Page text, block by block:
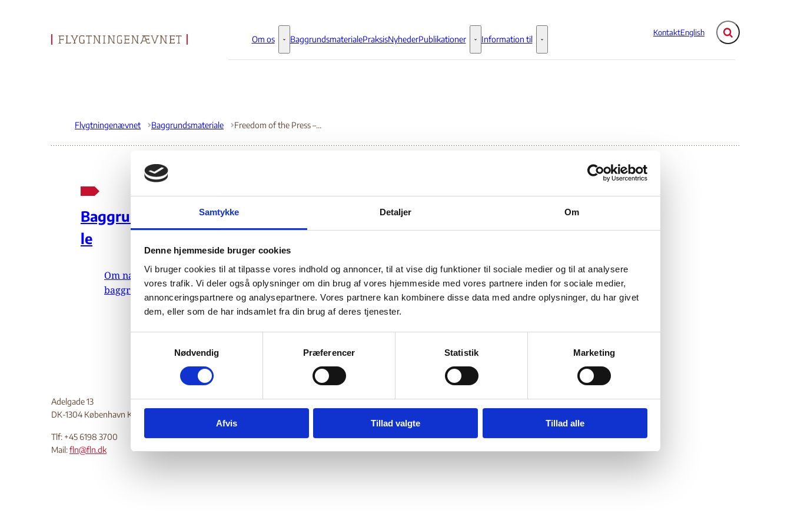
Samtykke Detaljer Om
Denne hjemmeside bruger cookies
Vi bruger cookies til at tilpasse vores indhold og annoncer, til at vise dig funktioner til sociale medier og til at analysere
vores trafik. Vi deler også oplysninger om din brug af vores hjemmeside med vores partnere inden for sociale medier,
annonceringspartnere og analysepartnere. Vores partnere kan kombinere disse data med andre oplysninger, du har givet
dem, eller som de har indsamlet fra din brug af deres tjenester.
v
Nødvendig Præferencer Statistik Marketing
Afvis Tillad valgte Tillad alle
Gå til forsiden
KontaktEnglish Fold søgefelt ud
Om os Om os - Flere links
BaggrundsmaterialePraksisNyhederPublikationer Publikationer - Flere links
Information til Information til - Flere links
Flygtningenævnet Baggrundsmateriale Freedom of the Press – West Bank and Gaza Strip
Baggrundsmateria
le
Om nævnets
baggrundsmateriale
Freedom of the Press –
West Bank and Gaza Strip
10.10.2013 Bilag 207 Freedom HouseGaza/Vestbredden (I)
Indeholder oplysninger om ytrings- og pressefrihed.
Adelgade 13
DK-1304 København K
Tlf: +45 6198 3700
Mail:fln@fln.dk
Digital Post - Borger
Tilgængelighedserklæring
Relevante links